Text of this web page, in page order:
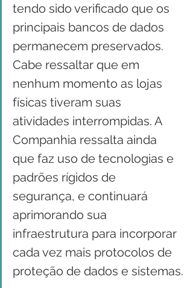
tendo sido verificado que os
principais bancos de dados
permanecem preservados.
Cabe ressaltar que em
nenhum momento as lojas
físicas tiveram suas
atividades interrompidas. A
Companhia ressalta ainda
que faz uso de tecnologias e
padrões rígidos de
segurança, e continuará
aprimorando sua
infraestrutura para incorporar
cada vez mais protocolos de
proteção de dados e sistemas.